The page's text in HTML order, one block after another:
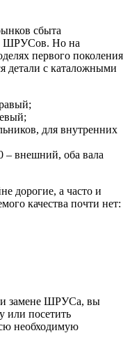
сбыта
ШРУСов. Но на
первого поколения
детали с каталожными
для внутренних
– внешний, оба вала
дорогие, а часто и
качества почти нет:
и замене ШРУСа, вы
или посетить
необходимую